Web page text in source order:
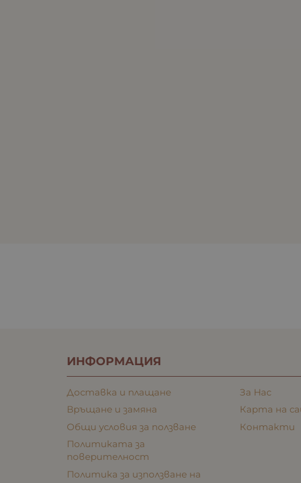
ИНФОРМАЦИЯ
Доставка и плащане
Връщане и замяна
Общи условия за ползване
Политиката за
поверителност
Политика за използване на
За Нас
Карта на
Контакти